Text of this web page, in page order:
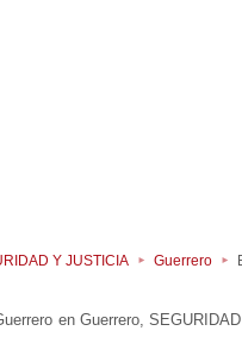
Y JUSTICIA Guerrero
en Guerrero